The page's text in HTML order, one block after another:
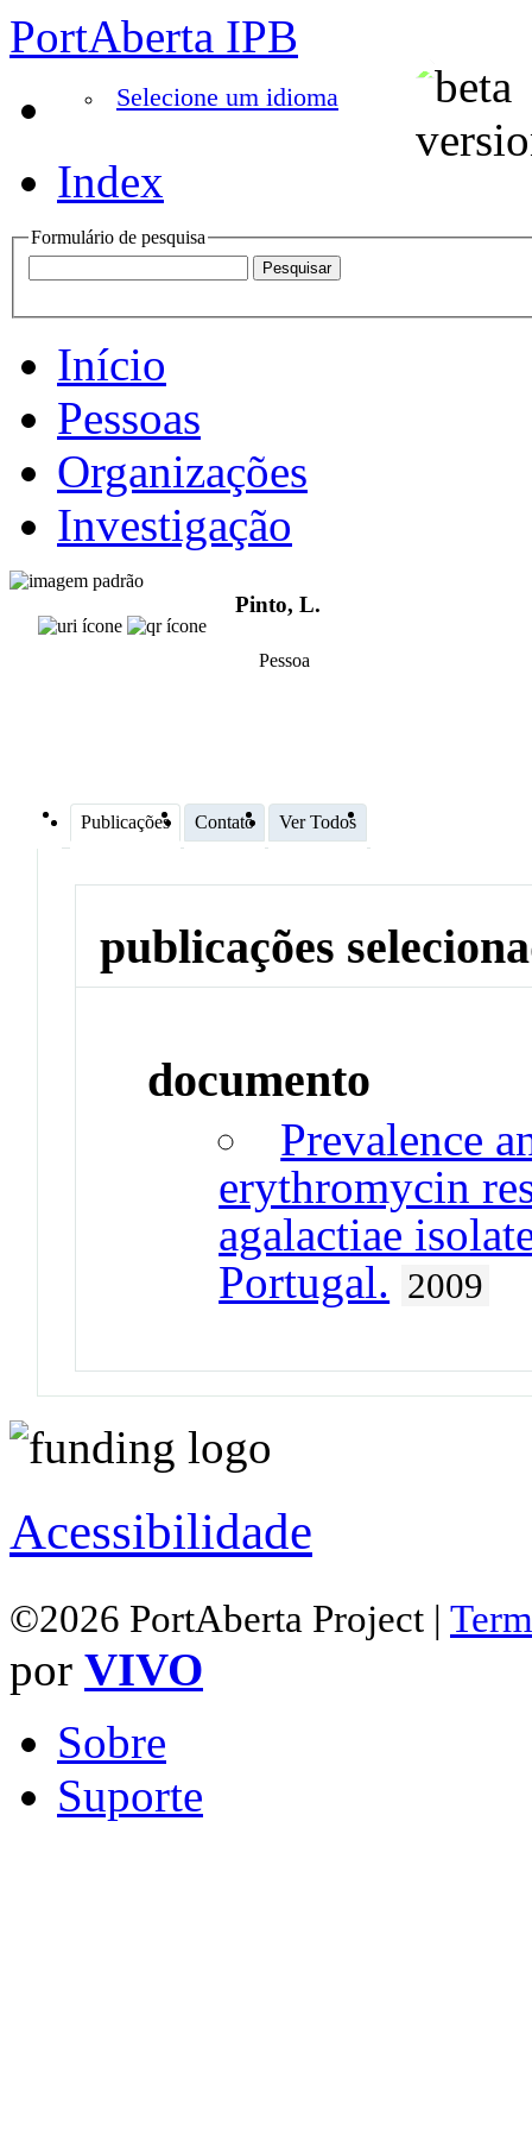
PortAberta IPB
Selecione um idioma
Index
Formulário de pesquisa
Início
Pessoas
Organizações
Investigação
Pinto, L.
Pessoa
Publicações Contato Ver Todos
publicações
documento
Prevalence
erythromycin
agalactiae
Portugal. 2009
Acessibilidade
©2026 PortAberta Project |
por VIVO
Sobre
Suporte